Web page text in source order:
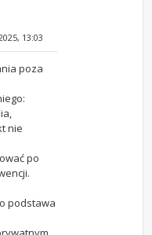
13:03
poza
nie
po
podstawa